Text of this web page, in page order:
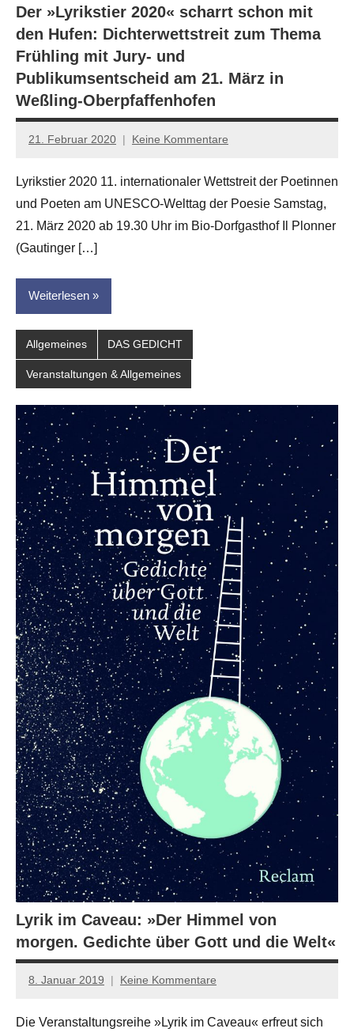
Der »Lyrikstier 2020« scharrt schon mit
den Hufen: Dichterwettstreit zum Thema
Frühling mit Jury- und
Publikumsentscheid am 21. März in
Weßling-Oberpfaffenhofen
21. Februar 2020
Jan-
Hornauer
für
dasgedichtblog
Keine Kommentare
Lyrikstier 2020 11. internationaler Wettstreit der Poetinnen
und Poeten am UNESCO-Welttag der Poesie Samstag,
21. März 2020 ab 19.30 Uhr im Bio-Dorfgasthof Il Plonner
(Gautinger […]
Weiterlesen
Allgemeines DAS GEDICHT
Veranstaltungen & Allgemeines
Lyrik im Caveau: »Der Himmel von
morgen. Gedichte über Gott und die Welt«
8. Januar 2019
johanna
Keine Kommentare
Die Veranstaltungsreihe »Lyrik im Caveau« erfreut sich